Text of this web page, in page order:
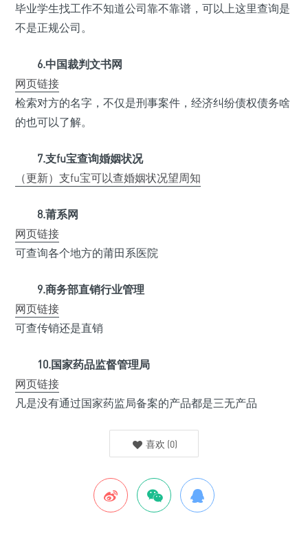
毕业学生找工作不知道公司靠不靠谱，可以上这里查询是
不是正规公司。
6.中国裁判文书网
网页链接
检索对方的名字，不仅是刑事案件，经济纠纷债权债务啥
的也可以了解。
7.支fu宝查询婚姻状况
（更新）支fu宝可以查婚姻状况望周知
8.莆系网
网页链接
可查询各个地方的莆田系医院
9.商务部直销行业管理
网页链接
可查传销还是直销
10.国家药品监督管理局
网页链接
凡是没有通过国家药监局备案的产品都是三无产品
喜欢 (0)